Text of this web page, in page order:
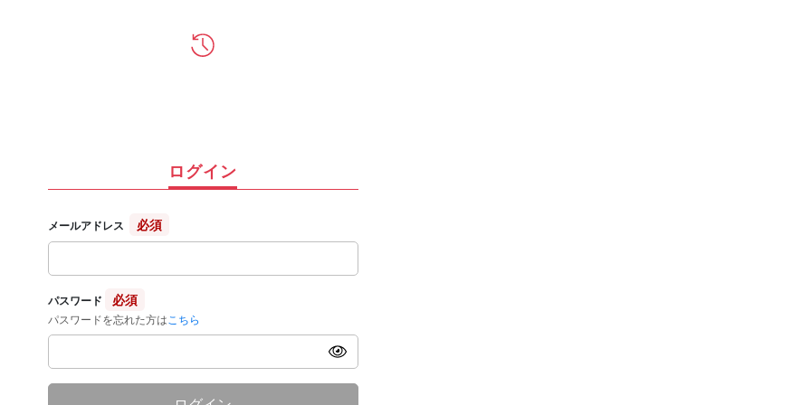
ログイン
メールアドレス 必須
パスワード 必須
パスワードを忘れた方は こちら